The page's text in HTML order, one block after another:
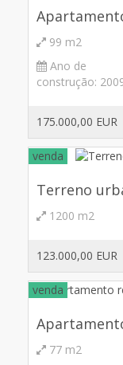
99 m2
Ano de
construção:
175.000,00 EUR
venda
Terreno
1200 m2
123.000,00 EUR
venda
77 m2